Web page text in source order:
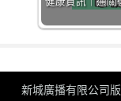
新城廣播有限公司